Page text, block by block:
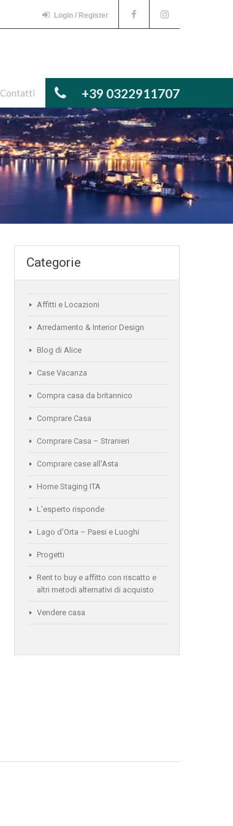
Login / Register
+39 0322911707
Contatti
Categorie
Affitti e Locazioni
Arredamento & Interior Design
Blog di Alice
Case Vacanza
Compra casa da britannico
Comprare Casa
Comprare Casa – Stranieri
Comprare case all'Asta
Home Staging ITA
L'esperto risponde
Lago d'Orta – Paesi e Luoghi
Progetti
Rent to buy e affitto con riscatto e
altri metodi alternativi di acquisto
Vendere casa